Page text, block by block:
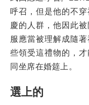
呼召，但是他的不
慶的人群，他因此
服應當被理解成隨
些領受這禮物的，
同坐席在婚筵上。
選上的